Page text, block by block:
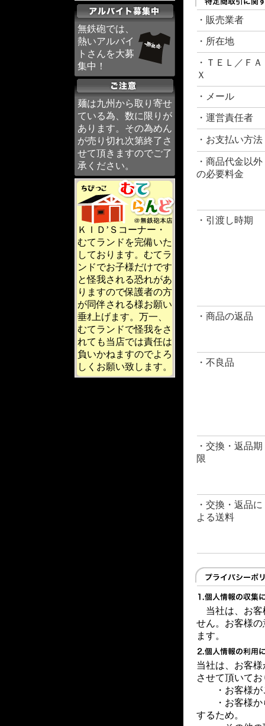
無鉄砲では、
熱いアルバイ
トさんを大募
集中！
麺は九州から取り寄せ
ている為、数に限りが
あります。その為めん
が売り切れ次第終了さ
せて頂きますのでご了
承ください。
ＫＩＤ’Ｓコーナー・
むてランドを完備いた
しております。むてラ
ンドでお子様だけです
と怪我される恐れがあ
りますので保護者の方
が同伴される様お願い
垂ｵ上げます。万一、
むてランドで怪我をさ
れても当店では責任は
負いかねますのでよろ
しくお願い致します。
・販売業者
・所在地
・ＴＥＬ／ＦＡ
Ｘ
・メール
・運営責任者
・お支払い方法
・商品代金以外
の必要料金
・引渡し時期
・商品の返品
・不良品
・交換・返品期
限
・交換・返品に
よる送料
当社は、お客
せん。お客様
ます。
当社は、お客
させて頂いて
・お客様
・お客様から
するため。